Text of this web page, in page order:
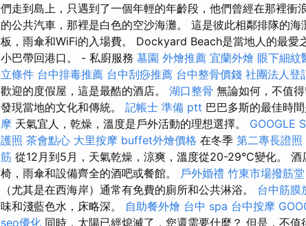
們走到島上，只遇到了一個年輕的年齡段，他們曾經在那裡衝
的公共汽車，那裡是白色的空沙海灘。 這是彼此相鄰排隊的
板，雨傘和WiFi的入場費。 Dockyard Beach是當地人的最愛
小巴帶回港口。 - 私廚服務 墓園 外燴推薦 宜蘭外燴 眼下細紋
立條件 台中排毒推薦 台中刮痧推薦 台中整骨價錢 社團法人登
歡迎的度假屋，這是最酷的酒店。 湖口整骨 無論如何，不​​值
發現當地的文化和傳統。 記帳士 準備 ptt 巴巴多斯的最佳時
摩 天氣宜人，乾燥，溫度是戶外活動的理想選擇。 GOOGLE
護照 茶會點心 大里按摩 buffet外燴價格 在冬季 第二專長證照
筋 從12月到5月，天氣乾燥，涼爽，溫度從20-29°C變化。
椅，雨傘和設備齊全的酒吧或餐館。 戶外婚禮 竹東市場撥筋堂
（尤其是在西海岸）通常有免費的廁所和公共淋浴。 台中筋膜
味和淺藍色水，床略深。 自助餐外燴 台中 spa 台中按摩
seo優化 同時，太陽已經熄滅了，您還需要什麼？ 但是，不